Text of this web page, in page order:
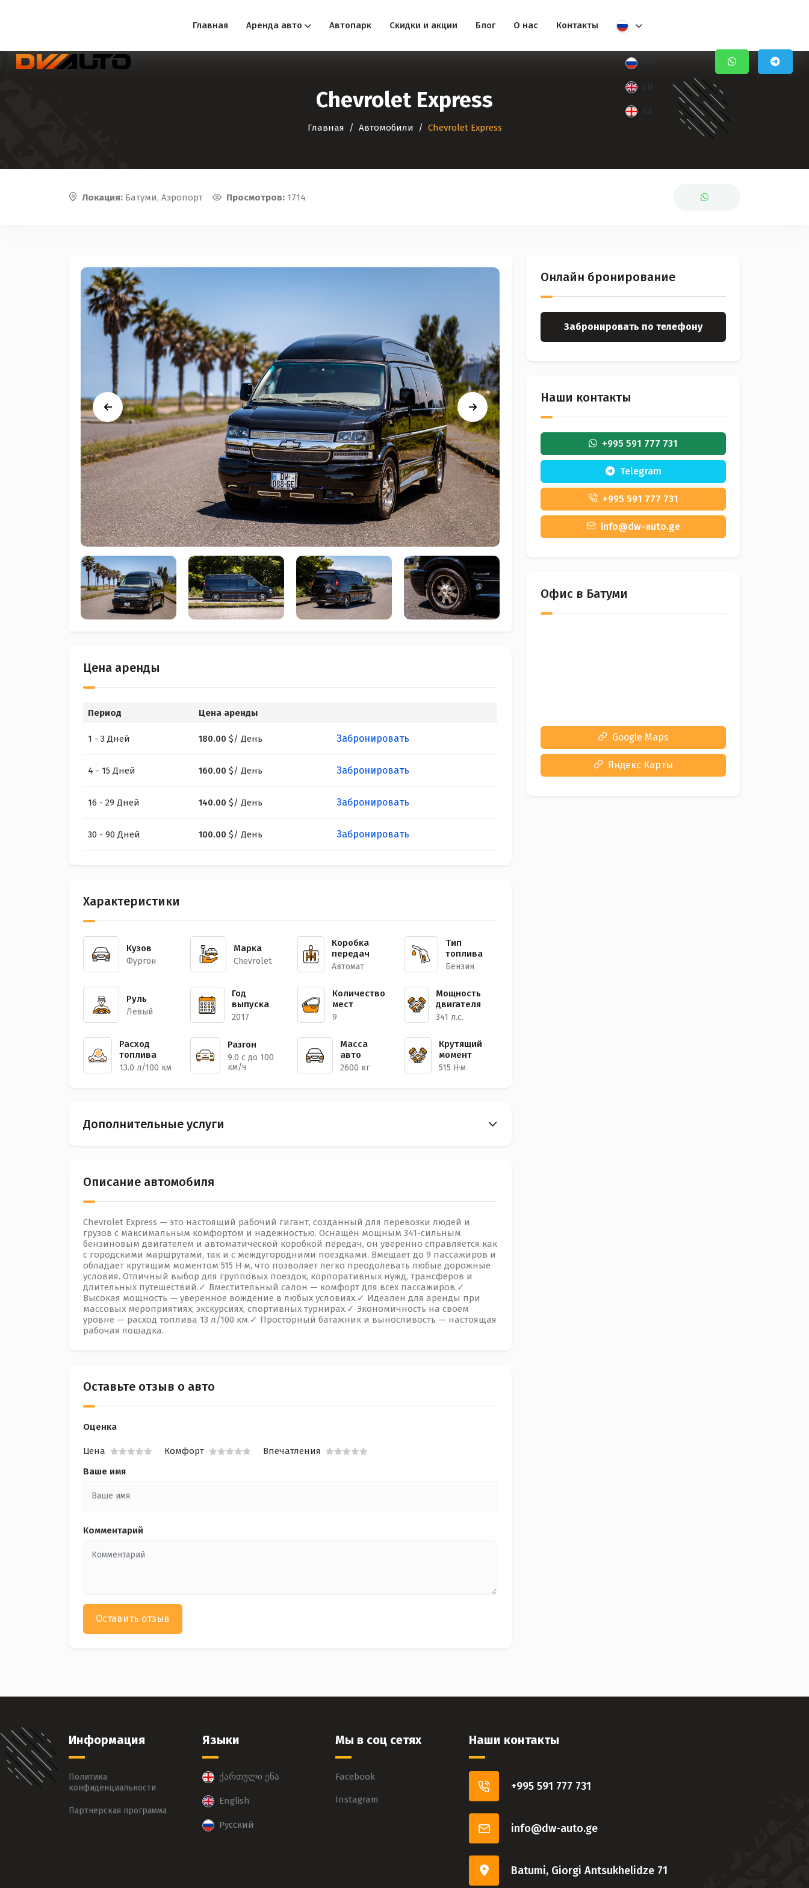
Главная Аренда авто Автопарк Скидки и акции Блог О нас Контакты
Chevrolet Express
Главная Автомобили Chevrolet Express
Локация: Батуми, Аэропорт Просмотров: 1714
Цена аренды
Период Цена аренды
1 - 3 Дней 180.00 $/ День Забронировать
4 - 15 Дней 160.00 $/ День Забронировать
16 - 29 Дней 140.00 $/ День Забронировать
30 - 90 Дней 100.00 $/ День Забронировать
Характеристики
Кузов
Фургон
Марка
Chevrolet
Коробка
передач
Автомат
Тип
топлива
Бензин
Руль
Левый
Год
выпуска
2017
Количество
мест
9
Мощность
двигателя
341 л.с.
Расход
топлива
13.0 л/100 км
Разгон
9.0 с до 100
км/ч
Масса
авто
2600 кг
Крутящий
момент
515 Н·м
Дополнительные услуги
Описание автомобиля
Chevrolet Express — это настоящий рабочий гигант, созданный для перевозки людей и
грузов с максимальным комфортом и надежностью. Оснащён мощным 341-сильным
бензиновым двигателем и автоматической коробкой передач, он уверенно справляется как
с городскими маршрутами, так и с междугородними поездками. Вмещает до 9 пассажиров и
обладает крутящим моментом 515 Н·м, что позволяет легко преодолевать любые дорожные
условия. Отличный выбор для групповых поездок, корпоративных нужд, трансферов и
длительных путешествий.✓ Вместительный салон — комфорт для всех пассажиров.✓
Высокая мощность — уверенное вождение в любых условиях.✓ Идеален для аренды при
массовых мероприятиях, экскурсиях, спортивных турнирах.✓ Экономичность на своем
уровне — расход топлива 13 л/100 км.✓ Просторный багажник и выносливость — настоящая
рабочая лошадка.
Оставьте отзыв о авто
Оценка
Цена Комфорт
Впечатления
Ваше имя
Комментарий
Оставить отзыв
Онлайн бронирование
Забронировать по телефону
Наши контакты
+995 591 777 731
Telegram
+995 591 777 731
info@dw-auto.ge
Офис в Батуми
Google Maps
Яндекс Карты
Информация
Политика
конфиденциальности
Партнерская программа
Языки
ქართული ენა
English
Русский
Мы в соц сетях
Facebook
Instagram
Наши контакты
+995 591 777 731
info@dw-auto.ge
Batumi, Giorgi Antsukhelidze 71